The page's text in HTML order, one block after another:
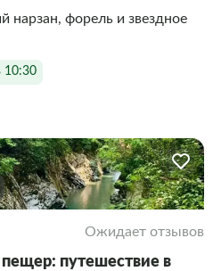
нарзан, форель и звездное
10:30
Ожидает отзывов
путешествие в